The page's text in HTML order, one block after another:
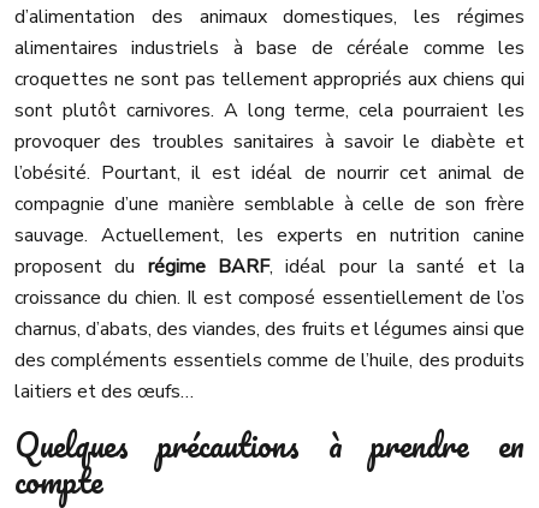
d’alimentation des animaux domestiques, les régimes
alimentaires industriels à base de céréale comme les
croquettes ne sont pas tellement appropriés aux chiens qui
sont plutôt carnivores. A long terme, cela pourraient les
provoquer des troubles sanitaires à savoir le diabète et
l’obésité. Pourtant, il est idéal de nourrir cet animal de
compagnie d’une manière semblable à celle de son frère
sauvage. Actuellement, les experts en nutrition canine
proposent du régime BARF, idéal pour la santé et la
croissance du chien. Il est composé essentiellement de l’os
charnus, d’abats, des viandes, des fruits et légumes ainsi que
des compléments essentiels comme de l’huile, des produits
laitiers et des œufs…
Quelques précautions à prendre en
compte